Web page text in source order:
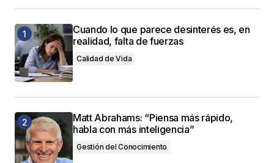
Cuando lo que parece desinterés es, en
realidad, falta de fuerzas
Calidad de Vida
Matt Abrahams: “Piensa más rápido,
habla con más inteligencia”
Gestión del Conocimiento